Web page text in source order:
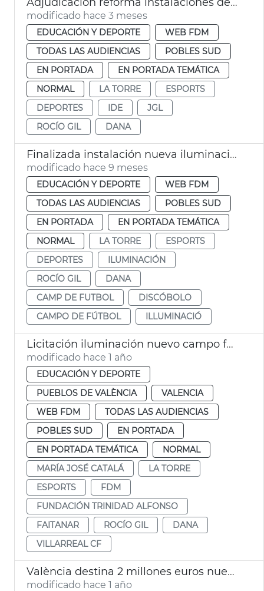
modificado hace 3 meses
EDUCACIÓN Y DEPORTE
WEB FDM
TODAS LAS AUDIENCIAS
POBLES SUD
EN PORTADA
EN PORTADA TEMÁTICA
NORMAL
LA TORRE
ESPORTS
DEPORTES
IDE
JGL
ROCÍO GIL
DANA
Finalizada instalación nueva iluminación campo fútbol La Torre
modificado hace 9 meses
EDUCACIÓN Y DEPORTE
WEB FDM
TODAS LAS AUDIENCIAS
POBLES SUD
EN PORTADA
EN PORTADA TEMÁTICA
NORMAL
LA TORRE
ESPORTS
DEPORTES
ILUMINACIÓN
ROCÍO GIL
DANA
CAMP DE FUTBOL
DISCÓBOLO
CAMPO DE FÚTBOL
ILLUMINACIÓ
Licitación iluminación nuevo campo fútbol municipal La Torre
modificado hace 1 año
EDUCACIÓN Y DEPORTE
PUEBLOS DE VALÈNCIA
VALENCIA
WEB FDM
TODAS LAS AUDIENCIAS
POBLES SUD
EN PORTADA
EN PORTADA TEMÁTICA
NORMAL
MARÍA JOSÉ CATALÁ
LA TORRE
ESPORTS
FDM
FUNDACIÓN TRINIDAD ALFONSO
FAITANAR
ROCÍO GIL
DANA
VILLARREAL CF
València destina 2 millones euros nuevo campo de La Torre
modificado hace 1 año